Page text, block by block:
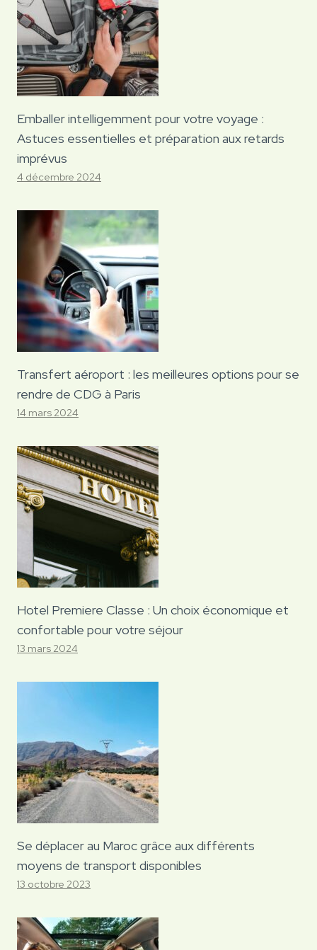
Emballer intelligemment pour votre voyage :
Astuces essentielles et préparation aux retards
imprévus
4 décembre 2024
Transfert aéroport : les meilleures options pour se
rendre de CDG à Paris
14 mars 2024
Hotel Premiere Classe : Un choix économique et
confortable pour votre séjour
13 mars 2024
Se déplacer au Maroc grâce aux différents
moyens de transport disponibles
13 octobre 2023